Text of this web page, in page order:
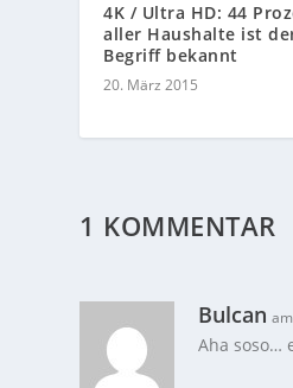
4K / Ultra HD: 44
aller Haushalte ist
Begriff bekannt
20. März 2015
1 KOMMENTAR
Bulcan
Aha soso…